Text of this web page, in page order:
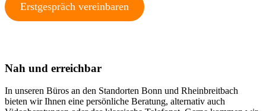
Erstgespräch vereinbaren
Nah und erreichbar
In unseren Büros an den Standorten Bonn und Rheinbreitbach
bieten wir Ihnen eine persönliche Beratung, alternativ auch